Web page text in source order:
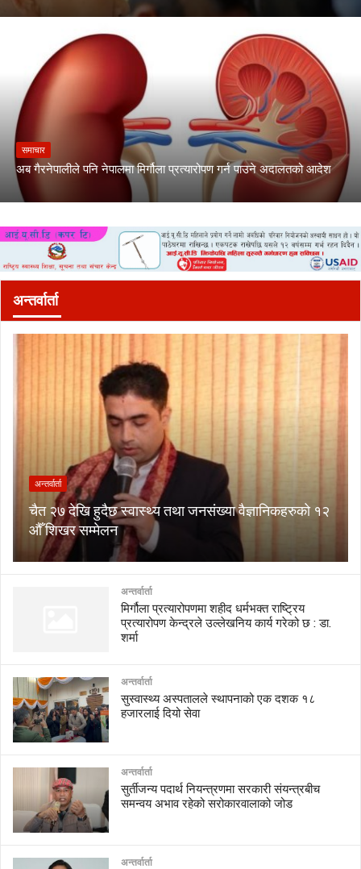
समाचार
अब गैरनेपालीले पनि नेपालमा मिर्गौला प्रत्यारोपण गर्न पाउने अदालतको आदेश
अन्तर्वार्ता
अन्तर्वार्ता
चैत २७ देखि हुदैछ स्वास्थ्य तथा जनसंख्या वैज्ञानिकहरुको १२
औँ शिखर सम्मेलन
अन्तर्वार्ता
मिर्गौला प्रत्यारोपणमा शहीद धर्मभक्त राष्ट्रिय
प्रत्यारोपण केन्द्रले उल्लेखनिय कार्य गरेको छ : डा.
शर्मा
अन्तर्वार्ता
सुस्वास्थ्य अस्पतालले स्थापनाको एक दशक १८
हजारलाई दियो सेवा
अन्तर्वार्ता
सुर्तीजन्य पदार्थ नियन्त्रणमा सरकारी संयन्त्रबीच
समन्वय अभाव रहेको सरोकारवालाको जोड
अन्तर्वार्ता